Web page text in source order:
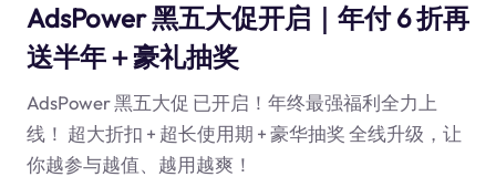
AdsPower 黑五大促开启｜年付 6 折再
送半年＋豪礼抽奖
AdsPower 黑五大促 已开启！年终最强福利全力上
线！ 超大折扣 + 超长使用期 + 豪华抽奖 全线升级，让
你越参与越值、越用越爽！